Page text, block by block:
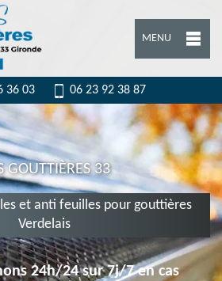
MENU
36 03 06 23 92 38 87
GOUTTIÈRES 33
et anti feuilles pour gouttières
Verdelais
24h/24 sur 7j/7 en cas